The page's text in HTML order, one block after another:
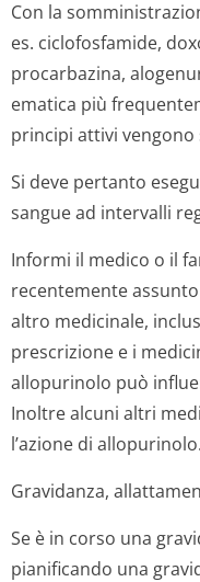
Con la
es. ciclofosfamide,
procarbazina,
ematica più
principi attivi
Si deve pertanto
sangue ad intervalli
Informi il medico o il
recentemente
altro medicinale,
prescrizione e i
allopurinolo può
Inoltre alcuni altri
l’azione di allopurinolo.
Gravidanza,
Se è in corso una
pianificando una